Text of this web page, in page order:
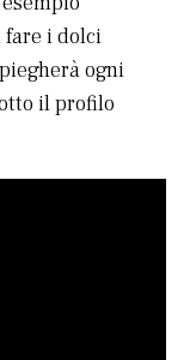
fare i dolci
ogni
il profilo